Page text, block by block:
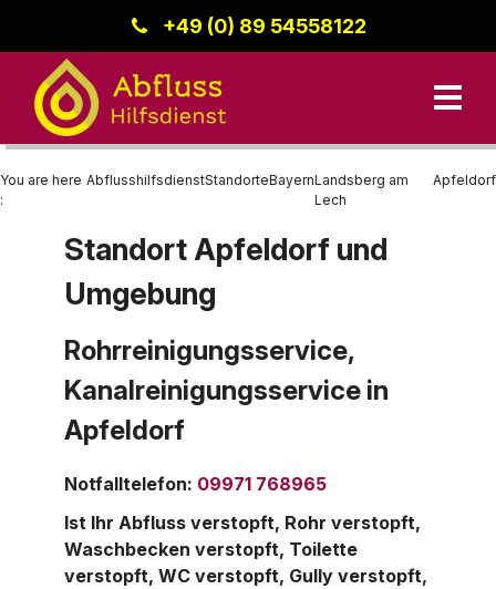
+49 (0) 89 54558122
Unsere Leistungen
Rohrreinigung
Kanalinspektion
Region Donau-Iller
Baden-Württemberg
Hessen
Nordrhein-Westfalen
Rheinland-Pfalz
Kontakt
Impressum
Über uns
You are here
:
AbflusshilfsdienstStandorteBayernLandsberg am
Lech
Apfeldorf
Standort Apfeldorf und
Umgebung
Rohrreinigungsservice,
Kanalreinigungsservice in
Apfeldorf
Notfalltelefon: 09971 768965
Ist Ihr Abfluss verstopft, Rohr verstopft,
Waschbecken verstopft, Toilette
verstopft, WC verstopft, Gully verstopft,